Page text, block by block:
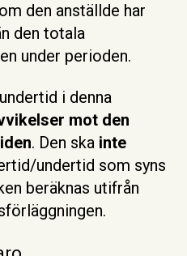
den anställde har
den totala
under perioden.
i denna
mot den
. Den ska inte
undertid som syns
beräknas utifrån